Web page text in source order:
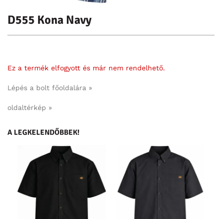
D555 Kona Navy
Ez a termék elfogyott és már nem rendelhető.
Lépés a bolt főoldalára »
oldaltérkép »
A LEGKELENDŐBBEK!